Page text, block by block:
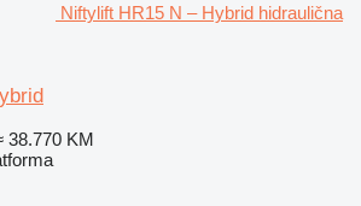
Niftylift HR15 N – Hybrid hidraulična
38.770 KM